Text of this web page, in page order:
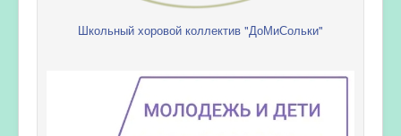
Школьный хоровой коллектив "ДоМиСольки"